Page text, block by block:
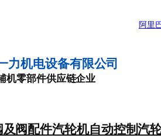
阿里
力机电设备有限公司
机零部件供应链企业
及阀配件汽轮机自动控制汽